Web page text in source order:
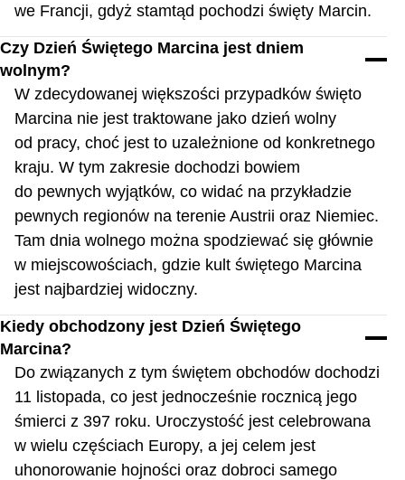
we Francji, gdyż stamtąd pochodzi święty Marcin.
Czy Dzień Świętego Marcina jest dniem
wolnym?
W zdecydowanej większości przypadków święto
Marcina nie jest traktowane jako dzień wolny
od pracy, choć jest to uzależnione od konkretnego
kraju. W tym zakresie dochodzi bowiem
do pewnych wyjątków, co widać na przykładzie
pewnych regionów na terenie Austrii oraz Niemiec.
Tam dnia wolnego można spodziewać się głównie
w miejscowościach, gdzie kult świętego Marcina
jest najbardziej widoczny.
Kiedy obchodzony jest Dzień Świętego
Marcina?
Do związanych z tym świętem obchodów dochodzi
11 listopada, co jest jednocześnie rocznicą jego
śmierci z 397 roku. Uroczystość jest celebrowana
w wielu częściach Europy, a jej celem jest
uhonorowanie hojności oraz dobroci samego